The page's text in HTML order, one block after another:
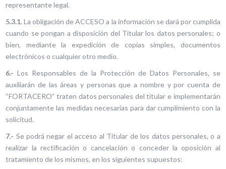
representante legal.
5.3.1.La obligación de ACCESO a la información se dará por cumplida
cuando se pongan a disposición del Titular los datos personales; o
bien, mediante la expedición de copias simples, documentos
electrónicos o cualquier otro medio.
6.- Los Responsables de la Protección de Datos Personales, se
auxiliarán de las áreas y personas que a nombre y por cuenta de
“FORTACERO” traten datos personales del titular e implementarán
conjuntamente las medidas necesarias para dar cumplimiento con la
solicitud.
7.- Se podrá negar el acceso al Titular de los datos personales, o a
realizar la rectificación o cancelación o conceder la oposición al
tratamiento de los mismos, en los siguientes supuestos: